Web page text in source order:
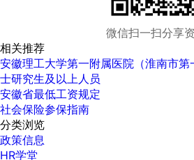
微信扫一扫分享
相关推荐
安徽理工大学第一附属医院（淮南市
士研究生及以上人员
安徽省最低工资规定
社会保险参保指南
分类浏览
政策信息
HR学堂